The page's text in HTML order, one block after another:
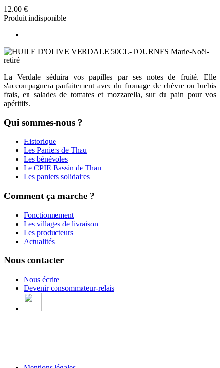
12.00 €
Produit indisponible
La Verdale séduira vos papilles par ses notes de fruité. Elle
s'accompagnera parfaitement avec du fromage de chèvre ou brebis
frais, en salades de tomates et mozzarella, sur du pain pour vos
apéritifs.
Qui sommes-nous ?
Historique
Les Paniers de Thau
Les bénévoles
Le CPIE Bassin de Thau
Les paniers solidaires
Comment ça marche ?
Fonctionnement
Les villages de livraison
Les producteurs
Actualités
Nous contacter
Nous écrire
Devenir consommateur-relais